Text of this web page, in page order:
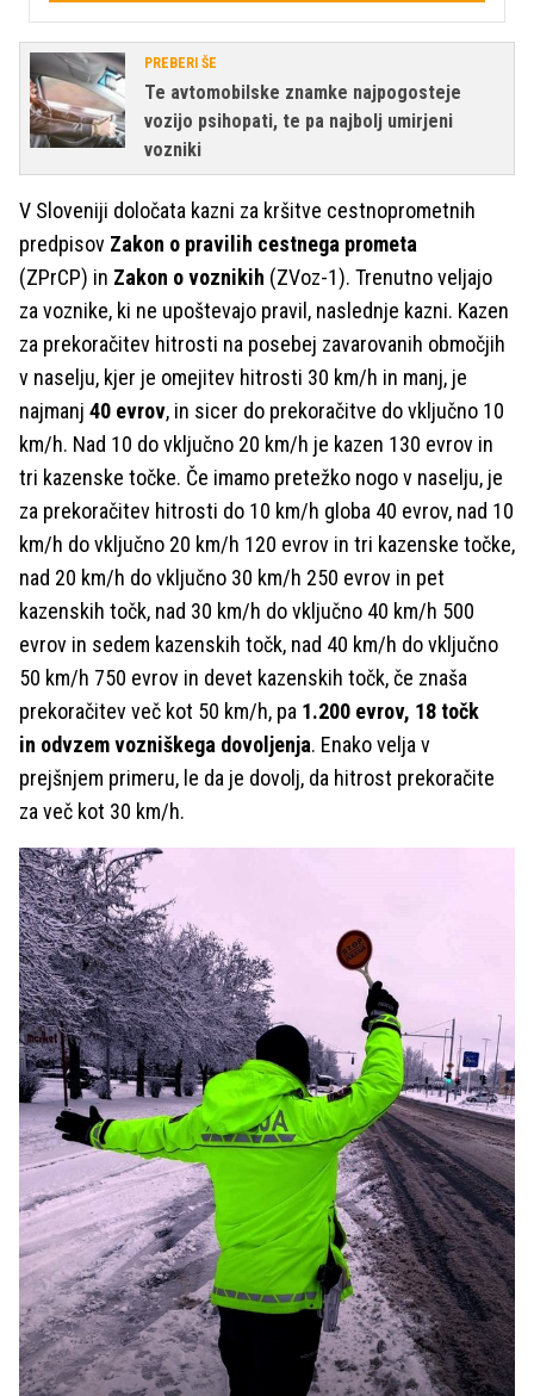
PREBERI ŠE
Te avtomobilske znamke najpogosteje
vozijo psihopati, te pa najbolj umirjeni
vozniki
V Sloveniji določata kazni za kršitve cestnoprometnih
predpisov Zakon o pravilih cestnega prometa
(ZPrCP) in Zakon o voznikih (ZVoz-1). Trenutno veljajo
za voznike, ki ne upoštevajo pravil, naslednje kazni. Kazen
za prekoračitev hitrosti na posebej zavarovanih območjih
v naselju, kjer je omejitev hitrosti 30 km/h in manj, je
najmanj 40 evrov, in sicer do prekoračitve do vključno 10
km/h. Nad 10 do vključno 20 km/h je kazen 130 evrov in
tri kazenske točke. Če imamo pretežko nogo v naselju, je
za prekoračitev hitrosti do 10 km/h globa 40 evrov, nad 10
km/h do vključno 20 km/h 120 evrov in tri kazenske točke,
nad 20 km/h do vključno 30 km/h 250 evrov in pet
kazenskih točk, nad 30 km/h do vključno 40 km/h 500
evrov in sedem kazenskih točk, nad 40 km/h do vključno
50 km/h 750 evrov in devet kazenskih točk, če znaša
prekoračitev več kot 50 km/h, pa 1.200 evrov, 18 točk
in odvzem vozniškega dovoljenja. Enako velja v
prejšnjem primeru, le da je dovolj, da hitrost prekoračite
za več kot 30 km/h.